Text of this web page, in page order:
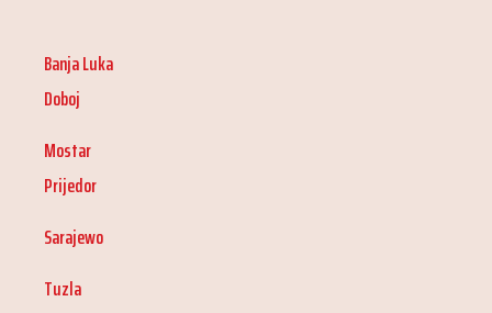
Banja Luka
Doboj
Mostar
Prijedor
Sarajewo
Tuzla